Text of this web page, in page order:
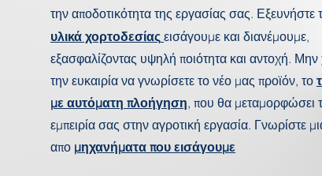
την αποδοτικότητα της εργασίας σας. Εξευνήστε
υλικά χορτοδεσίας εισάγουμε και διανέμουμε,
εξασφαλίζοντας υψηλή ποιότητα και αντοχή. Μην
την ευκαιρία να γνωρίσετε το νέο μας προϊόν, το
με αυτόματη πλοήγηση, που θα μεταμορφώσει
εμπειρία σας στην αγροτική εργασία. Γνωρίστε
απο μηχανήματα που εισάγουμε